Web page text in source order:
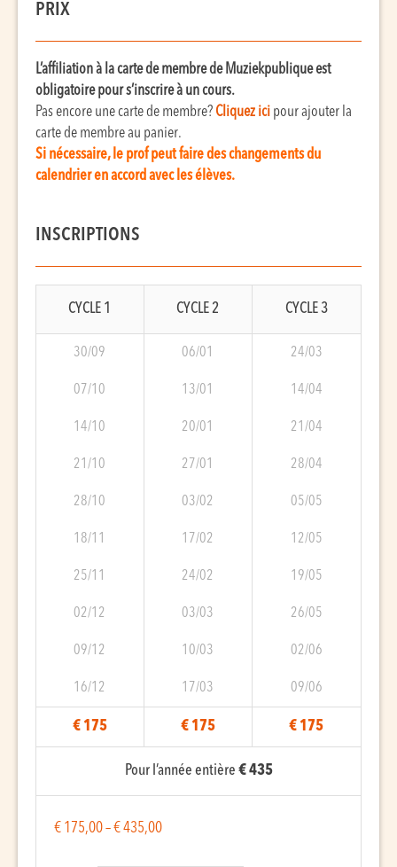
PRIX
L’affiliation à la carte de membre de Muziekpublique est
obligatoire pour s’inscrire à un cours.
Pas encore une carte de membre?Cliquez ici pour ajouter la
carte de membre au panier.
Si nécessaire, le prof peut faire des changements du
calendrier en accord avec les élèves.
INSCRIPTIONS
CYCLE 1
30/09
07/10
14/10
21/10
28/10
18/11
25/11
02/12
09/12
16/12
€ 175
CYCLE 2
06/01
13/01
20/01
27/01
03/02
17/02
24/02
03/03
10/03
17/03
€ 175
CYCLE 3
24/03
14/04
21/04
28/04
05/05
12/05
19/05
26/05
02/06
09/06
€ 175
Pour l’année entière € 435
€ 175,00–€435,00